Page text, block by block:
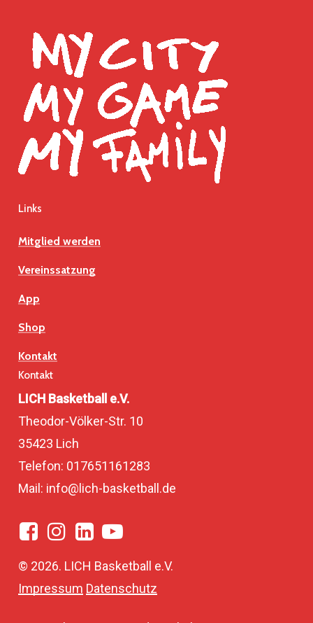
Heimsieg
Links
Mitglied werden
Vereinssatzung
App
Shop
Kontakt
Kontakt
LICH Basketball e.V.
Theodor-Völker-Str. 10
35423 Lich
Telefon: 017651161283
Mail: info@lich-basketball.de
© 2026. LICH Basketball e.V.
Impressum Datenschutz